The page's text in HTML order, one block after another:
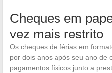
Cheques em
vez mais restrito
Os cheques de férias em
por dois anos após seu ano de
pagamentos físicos junto a